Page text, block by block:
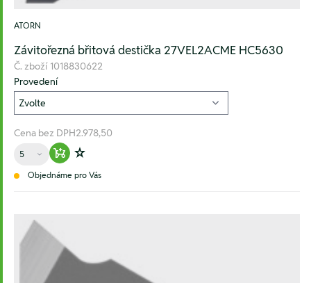
ATORN
Závitořezná břitová destička 27VEL2ACME HC5630
Č. zboží 1018830622
Provedení
Cena bez DPH2.978,50
Množství
Warenkorb hinzufügen
Zur Wunschliste hinzufügen
Objednáme pro Vás